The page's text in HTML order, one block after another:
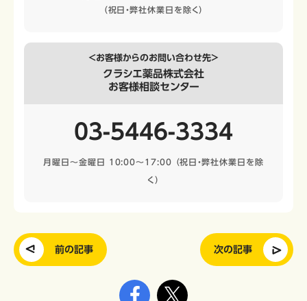
（祝日・弊社休業日を除く）
＜お客様からのお問い合わせ先＞
クラシエ薬品株式会社
お客様相談センター
03-5446-3334
月曜日～金曜日 10:00～17:00 （祝日・弊社休業日を除
く）
前の記事 次の記事